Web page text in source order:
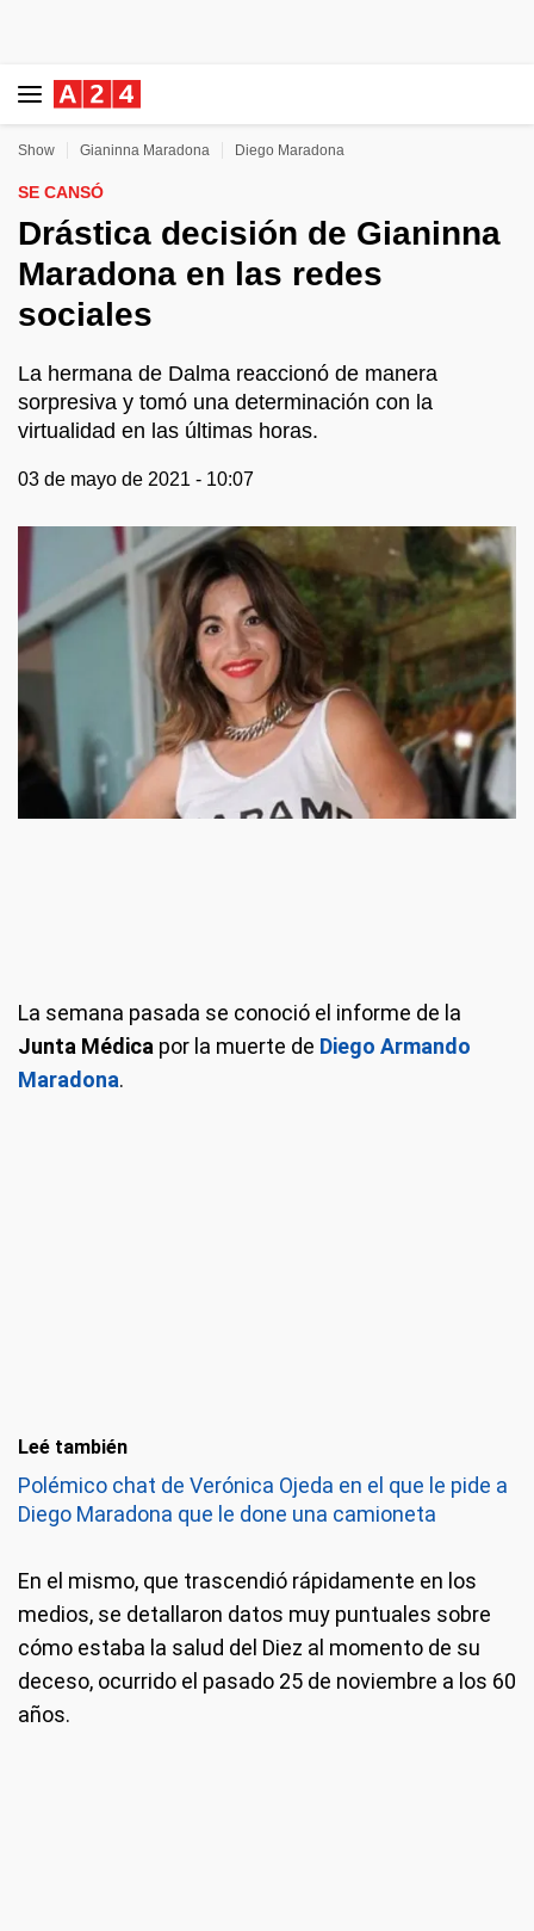
Show Gianinna Maradona Diego Maradona
SE CANSÓ
Drástica decisión de Gianinna
Maradona en las redes
sociales
La hermana de Dalma reaccionó de manera
sorpresiva y tomó una determinación con la
virtualidad en las últimas horas.
03 de mayo de 2021 - 10:07
La semana pasada se conoció el informe de la
Junta Médica por la muerte de Diego Armando
Maradona.
Leé también
Polémico chat de Verónica Ojeda en el que le pide a
Diego Maradona que le done una camioneta
En el mismo, que trascendió rápidamente en los
medios, se detallaron datos muy puntuales sobre
cómo estaba la salud del Diez al momento de su
deceso, ocurrido el pasado 25 de noviembre a los 60
años.